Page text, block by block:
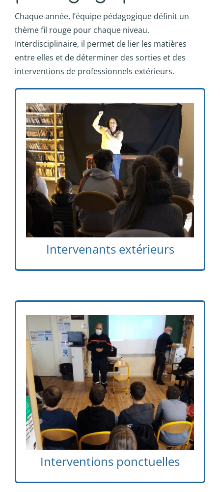
Chaque année, l’équipe pédagogique définit un
thème fil rouge pour chaque niveau.
Interdisciplinaire, il permet de lier les matières
entre elles et de déterminer des sorties et des
interventions de professionnels extérieurs.
Intervenants extérieurs
Sophrologue, plasticien, conteuse… en
fonction du fil rouge
Interventions ponctuelles
Apprentissage des gestes de 1er secours,
PSC1, danger des réseaux sociaux… Chaque
année, des professionnels interviennent
auprès de nos élèves